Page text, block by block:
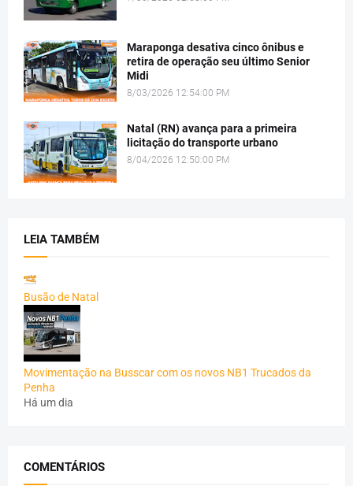
Maraponga desativa cinco ônibus e
retira de operação seu último Senior
Midi
8/03/2026 12:54:00 PM
Natal (RN) avança para a primeira
licitação do transporte urbano
8/04/2026 12:50:00 PM
LEIA TAMBÉM
Busão de Natal
Movimentação na Busscar com os novos NB1 Trucados da
Penha
Há um dia
COMENTÁRIOS